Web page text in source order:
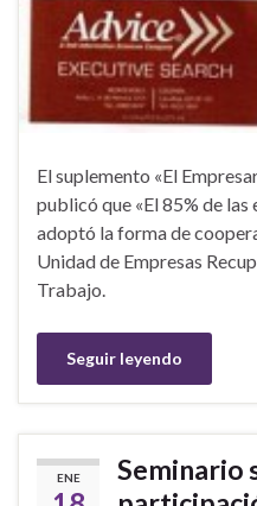
El suplemento «El
publicó que «El 85% de las
adoptó la forma de
Unidad de Empresas
Trabajo.
Seguir leyendo
ENE
Seminario